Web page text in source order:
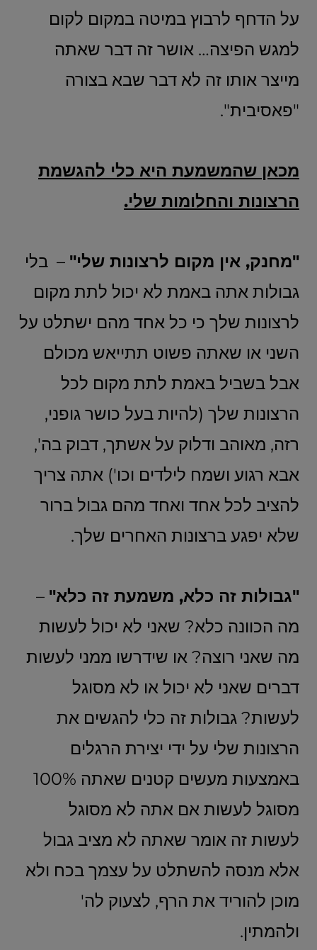
על הדחף לרבוץ במיטה במקום לקום
למגש הפיצה… אושר זה דבר שאתה
מייצר אותו זה לא דבר שבא בצורה
"פאסיבית".
מכאן שהמשמעת היא כלי להגשמת
הרצונות והחלומות שלי.
"מחנק, אין מקום לרצונות שלי" – בלי
גבולות אתה באמת לא יכול לתת מקום
לרצונות שלך כי כל אחד מהם ישתלט על
השני או שאתה פשוט תתייאש מכולם
אבל בשביל באמת לתת מקום לכל
הרצונות שלך (להיות בעל כושר גופני,
רזה, מאוהב ודלוק על אשתך, דבוק בה',
אבא רגוע ושמח לילדים וכו') אתה צריך
להציב לכל אחד ואחד מהם גבול ברור
שלא יפגע ברצונות האחרים שלך.
"גבולות זה כלא, משמעת זה כלא" –
מה הכוונה כלא? שאני לא יכול לעשות
מה שאני רוצה? או שידרשו ממני לעשות
דברים שאני לא יכול או לא מסוגל
לעשות? גבולות זה כלי להגשים את
הרצונות שלי על ידי יצירת הרגלים
באמצעות מעשים קטנים שאתה 100%
מסוגל לעשות אם אתה לא מסוגל
לעשות זה אומר שאתה לא מציב גבול
אלא מנסה להשתלט על עצמך בכח ולא
מוכן להוריד את הרף, לצעוק לה'
ולהמתין.